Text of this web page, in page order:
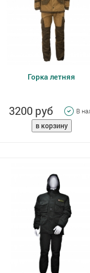
Горка летняя
3200 руб В